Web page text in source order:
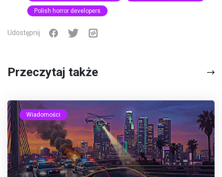
Polish horror developers
Udostępnij
Przeczytaj także
Wiadomości